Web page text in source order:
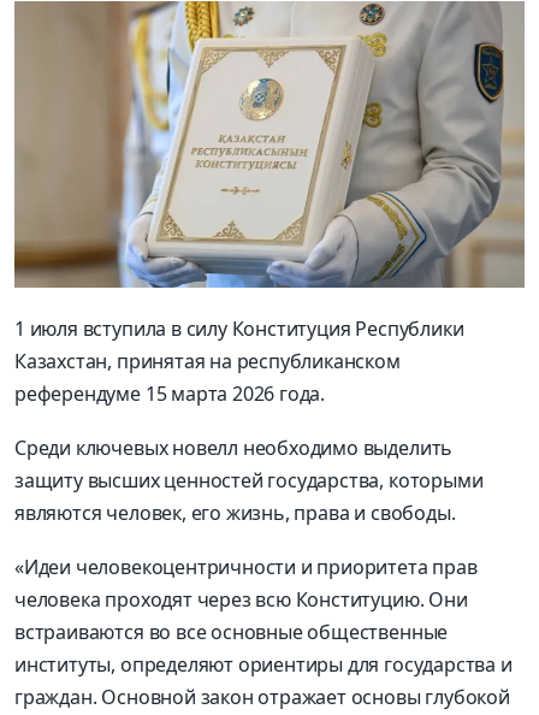
1 июля вступила в силу Конституция Республики
Казахстан, принятая на республиканском
референдуме 15 марта 2026 года.
Среди ключевых новелл необходимо выделить
защиту высших ценностей государства, которыми
являются человек, его жизнь, права и свободы.
«Идеи человекоцентричности и приоритета прав
человека проходят через всю Конституцию. Они
встраиваются во все основные общественные
институты, определяют ориентиры для государства и
граждан. Основной закон отражает основы глубокой